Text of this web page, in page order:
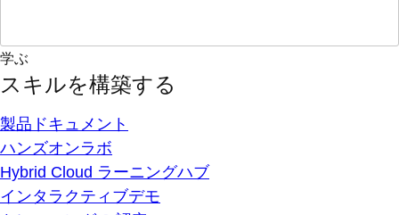
学ぶ
スキルを構築する
製品ドキュメント
ハンズオンラボ
Hybrid Cloud ラーニングハブ
インタラクティブデモ